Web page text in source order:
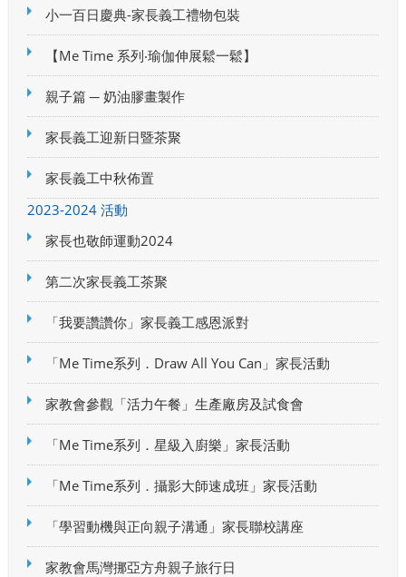
小一百日慶典-家長義工禮物包裝
【Me Time 系列‧瑜伽伸展鬆一鬆】
親子篇 ─ 奶油膠畫製作
家長義工迎新日暨茶聚
家長義工中秋佈置
2023-2024 活動
家長也敬師運動2024
第二次家長義工茶聚
「我要讚讚你」家長義工感恩派對
「Me Time系列．Draw All You Can」家長活動
家教會參觀「活力午餐」生產廠房及試食會
「Me Time系列．星級入廚樂」家長活動
「Me Time系列．攝影大師速成班」家長活動
「學習動機與正向親子溝通」家長聯校講座
家教會馬灣挪亞方舟親子旅行日